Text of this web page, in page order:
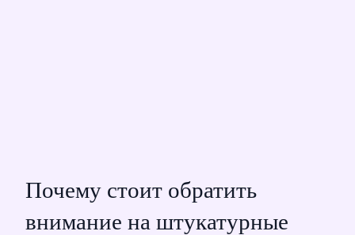
Почему стоит обратить
внимание на штукатурные